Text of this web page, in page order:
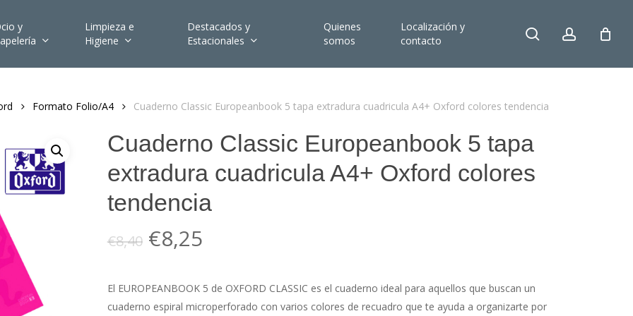
y
Limpieza e
Higiene
Destacados y
Estacionales
Quienes
somos
Localización y
contacto
search account
Formato Folio/A4 Cuaderno Classic Europeanbook 5 tapa extradura cuadricula A4+ Oxford colores tendencia
Cuaderno Classic Europeanbook 5 tapa
extradura cuadricula A4+ Oxford colores
tendencia
€8,40 El
precio
original
era:
€8,25El
actual
es:
El EUROPEANBOOK 5 de OXFORD CLASSIC es el cuaderno ideal para aquellos que buscan un
cuaderno espiral microperforado con varios colores de recuadro que te ayuda a organizarte por